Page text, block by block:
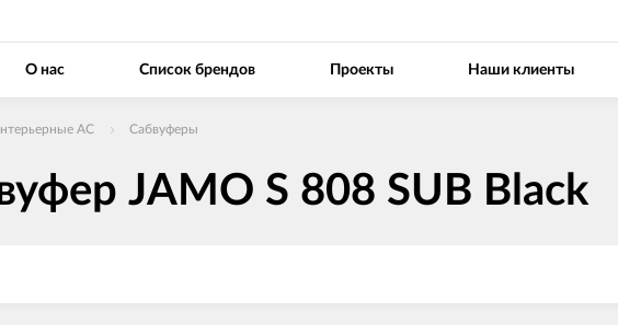
О нас Список брендов Проекты Наши клиенты
АС Сабвуферы
JAMO S 808 SUB Black